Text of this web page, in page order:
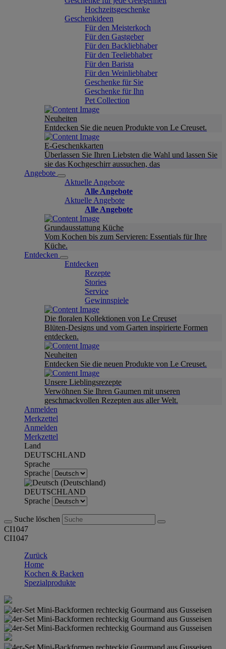
Hochzeitsgeschenke
Geschenkideen
Für den Meisterkoch
Für den Gastgeber
Für den Backliebhaber
Für den Teeliebhaber
Für den Barista
Für den Weinliebhaber
Geschenke für Sie
Geschenke für Ihn
Pet Collection
Neuheiten
Entdecken Sie die neuen Produkte von Le Creuset.
E-Geschenkkarten
Überlassen Sie Ihren Liebsten die Wahl und lassen Sie
sie das Kochgeschirr aussuchen, das
Angebote
Aktuelle Angebote
Alle Angebote
Aktuelle Angebote
Alle Angebote
Grundausstattung Küche
Vom Kochen bis zum Servieren: Essentials für Ihre
Küche.
Entdecken
Entdecken
Rezepte
Stories
Service
Gewinnspiele
Die floralen Kollektionen von Le Creuset
Blüten-Designs und vom Garten inspirierte Formen
entdecken.
Neuheiten
Entdecken Sie die neuen Produkte von Le Creuset.
Unsere Lieblingsrezepte
Verwöhnen Sie Ihren Gaumen mit unseren
geschmackvollen Rezepten aus aller Welt.
Anmelden
Merkzettel
Anmelden
Merkzettel
Land
DEUTSCHLAND
Sprache
Sprache
DEUTSCHLAND
Sprache
Suche löschen
CI1047
CI1047
Zurück
Home
Kochen & Backen
Spezialprodukte